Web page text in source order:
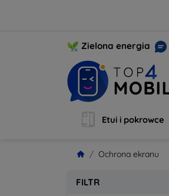
Zielona energia
Etui i pokrowce
Ochrona ekranu
FILTR